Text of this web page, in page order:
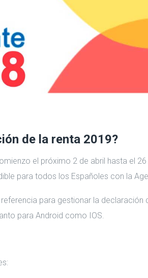
de la renta 2019?
el próximo 2 de abril hasta el
para todos los Españoles con la
para gestionar la
para Android como IOS.